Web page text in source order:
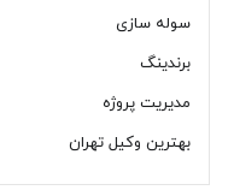
سوله سازی
برندینگ
مدیریت پروژه
بهترین وکیل تهران